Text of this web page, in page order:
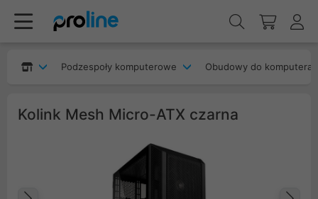
Podzespoły komputerowe Obudowy do komputera
Kolink Mesh Micro-ATX czarna